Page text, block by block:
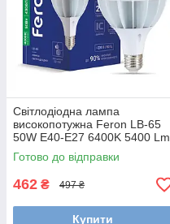
Світлодіодна лампа
високопотужна Feron LB-65
50W E40-E27 6400K 5400 Lm
для загального освітлення
138* 236мм
Готово до відправки
462 ₴ 497 ₴
Купити